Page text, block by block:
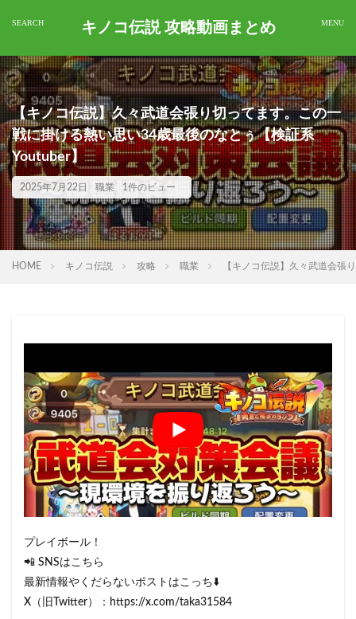
キノコ伝説 攻略動画まとめ
【キノコ伝説】久々武道会張り切ってます。この一
戦に掛ける熱い思い34歳最後のなとぅ【検証系
Youtuber】
2025年7月22日 職業 1件のビュー
HOME キノコ伝説 攻略 職業 【キノコ伝説】久々武道会張
プレイボール！
📲 SNSはこちら
最新情報やくだらないポストはこっち⬇️
X（旧Twitter）：https://x.com/taka31584